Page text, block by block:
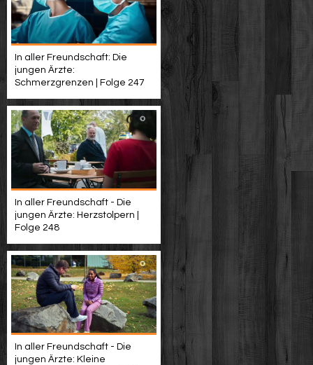
In aller Freundschaft: Die
jungen Ärzte:
Schmerzgrenzen | Folge 247
In aller Freundschaft - Die
jungen Ärzte: Herzstolpern |
Folge 248
In aller Freundschaft - Die
jungen Ärzte: Kleine